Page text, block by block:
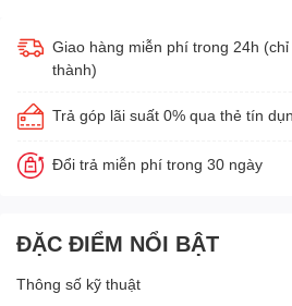
Giao hàng miễn phí trong 24h
thành)
Trả góp lãi suất 0% qua thẻ tín
Đổi trả miễn phí trong 30 ngày
ĐẶC ĐIỂM NỔI BẬT
Thông số kỹ thuật